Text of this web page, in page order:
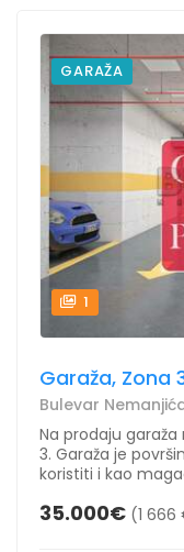
GARAŽA
1
Garaža, Zona
Bulevar
Na prodaju garaža
3. Garaža je
koristiti i kao
35.000€ (1